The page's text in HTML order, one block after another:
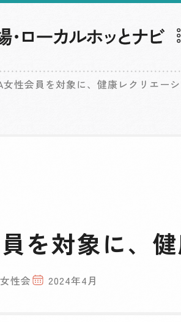
女性会員を対象に、健康レクリエー
を対象に、
性会 2024年4月